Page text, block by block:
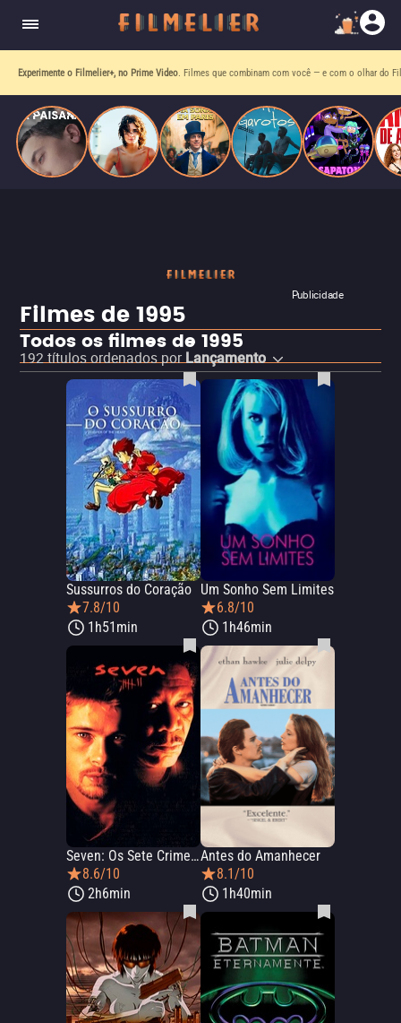
Experimente o Filmelier+, no Prime Video . Filmes que combinam com você — e com o olhar do
Publicidade
Filmes de 1995
Todos os filmes de 1995
192títulos ordenados por Lançamento
Sussurros do Coração
7.8/10
1h51min
Um Sonho Sem Limites
6.8/10
1h46min
Seven: Os Sete Crimes Capitais
8.6/10
2h6min
Antes do Amanhecer
8.1/10
1h40min
quando se apaixona por um de seus alvos.